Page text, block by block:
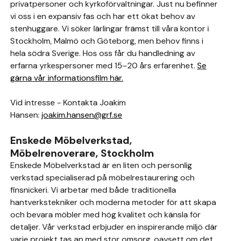
privatpersoner och kyrkoförvaltningar. Just nu befinner
vi oss i en expansiv fas och har ett ökat behov av
stenhuggare. Vi söker lärlingar främst till våra kontor i
Stockholm, Malmö och Göteborg, men behov finns i
hela södra Sverige. Hos oss får du handledning av
erfarna yrkespersoner med 15–20 års erfarenhet. Se
gärna vår informationsfilm här.
Vid intresse - Kontakta Joakim
Hansen: joakim.hansen@grf.se
Enskede Möbelverkstad,
Möbelrenoverare, Stockholm
Enskede Möbelverkstad är en liten och personlig
verkstad specialiserad på möbelrestaurering och
finsnickeri. Vi arbetar med både traditionella
hantverkstekniker och moderna metoder för att skapa
och bevara möbler med hög kvalitet och känsla för
detaljer. Vår verkstad erbjuder en inspirerande miljö där